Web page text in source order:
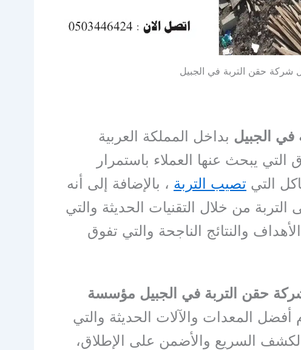
شركة حقن التربة في الجبيل
في الجبيل بداخل المملكة العربية
يبحث عنها العملاء باستمرار
التي تصيب التربة ، بالإضافة إلى أنه
من خلال التقنيات الحديثة والتي
والنتائج الناجحة والتي تفوق
حقن التربة في الجبيل مؤسسة
أفضل المعدات والآلات الحديثة والتي
السريع والأضمن على الإطلاق،